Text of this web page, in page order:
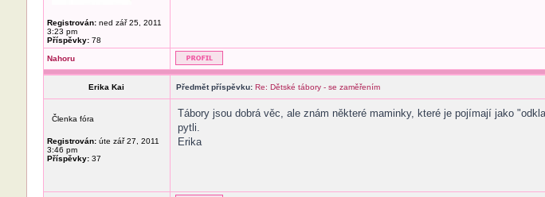
Registrován:ned zář 25, 2011
3:23 pm
Příspěvky:78
Nahoru
Erika Kai Předmět příspěvku: Re: Dětské tábory - se zaměřením
Členka fóra
Registrován:úte zář 27, 2011
3:46 pm
Příspěvky:37
Tábory jsou dobrá věc, ale znám některé maminky, které je pojímají jako
pytli.
Erika